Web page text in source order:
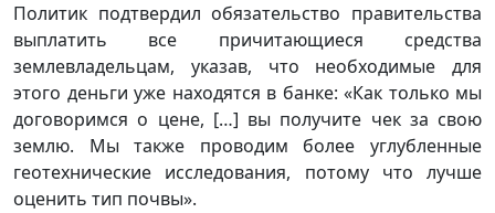
Политик подтвердил обязательство правительства
выплатить все причитающиеся средства
землевладельцам, указав, что необходимые для
этого деньги уже находятся в банке: «Как только мы
договоримся о цене, […] вы получите чек за свою
землю. Мы также проводим более углубленные
геотехнические исследования, потому что лучше
оценить тип почвы».